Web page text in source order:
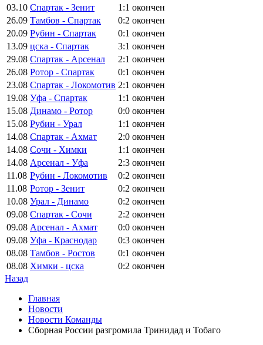
03.10 Спартак - Зенит 1:1 окончен
26.09 Тамбов - Спартак 0:2 окончен
20.09 Рубин - Спартак 0:1 окончен
13.09 цска - Спартак 3:1 окончен
29.08 Спартак - Арсенал 2:1 окончен
26.08 Ротор - Спартак 0:1 окончен
23.08 Спартак - Локомотив 2:1 окончен
19.08 Уфа - Спартак 1:1 окончен
15.08 Динамо - Ротор 0:0 окончен
15.08 Рубин - Урал 1:1 окончен
14.08 Спартак - Ахмат 2:0 окончен
14.08 Сочи - Химки 1:1 окончен
14.08 Арсенал - Уфа 2:3 окончен
11.08 Рубин - Локомотив 0:2 окончен
11.08 Ротор - Зенит 0:2 окончен
10.08 Урал - Динамо 0:2 окончен
09.08 Спартак - Сочи 2:2 окончен
09.08 Арсенал - Ахмат 0:0 окончен
09.08 Уфа - Краснодар 0:3 окончен
08.08 Тамбов - Ростов 0:1 окончен
08.08 Химки - цска 0:2 окончен
Назад
Главная
Новости
Новости Команды
Сборная России разгромила Тринидад и Тобаго